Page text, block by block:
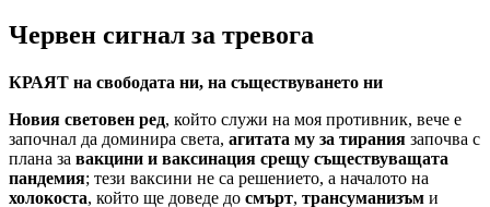
Червен сигнал за тревога
КРАЯТ на свободата ни, на съществуването ни
Новия световен ред, който служи на моя противник, вече е
започнал да доминира света, агитата му за тирания започва с
плана за вакцини и ваксинация срещу съществуващата
пандемия; тези ваксини не са решението, а началото на
холокоста, който ще доведе до смърт, трансуманизъм и